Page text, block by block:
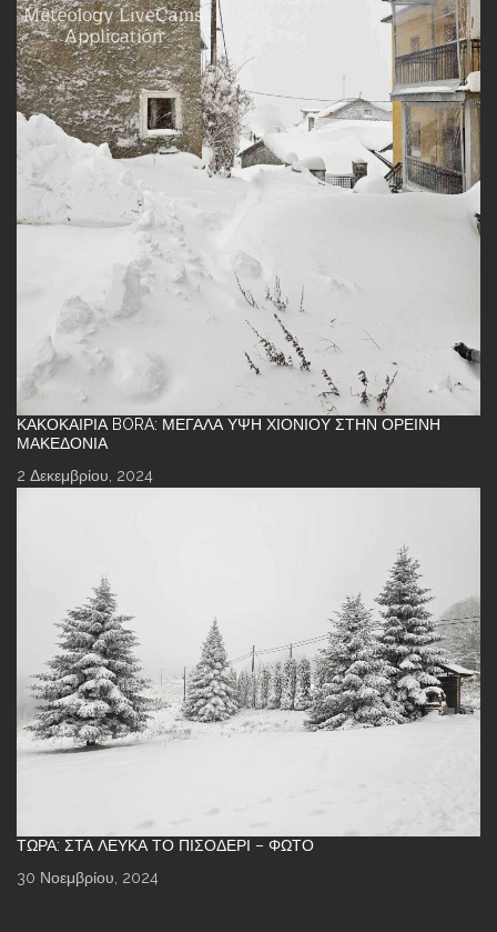
ΚΑΚΟΚΑΙΡΊΑ BORA: ΜΕΓΆΛΑ ΎΨΗ ΧΙΟΝΙΟΎ ΣΤΗΝ ΟΡΕΙΝΉ
ΜΑΚΕΔΟΝΊΑ
2 Δεκεμβρίου, 2024
ΤΏΡΑ: ΣΤΑ ΛΕΥΚΆ ΤΟ ΠΙΣΟΔΈΡΙ – ΦΩΤΌ
30 Νοεμβρίου, 2024